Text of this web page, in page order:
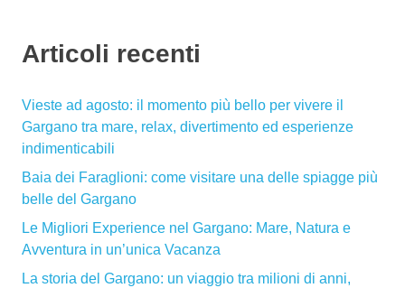
Articoli recenti
Vieste ad agosto: il momento più bello per vivere il
Gargano tra mare, relax, divertimento ed esperienze
indimenticabili
Baia dei Faraglioni: come visitare una delle spiagge più
belle del Gargano
Le Migliori Experience nel Gargano: Mare, Natura e
Avventura in un’unica Vacanza
La storia del Gargano: un viaggio tra milioni di anni,